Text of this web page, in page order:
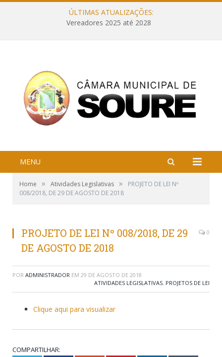
ÚLTIMAS ATUALIZAÇÕES:
Vereadores 2025 até 2028
MENU
Home » Atividades Legislativas »
PROJETO DE LEI Nº
008/2018, DE 29 DE AGOSTO DE 2018
PROJETO DE LEI Nº 008/2018, DE 29
DE AGOSTO DE 2018
0
POR ADMINISTRADOR EM 29 DE AGOSTO DE 2018
ATIVIDADES LEGISLATIVAS, PROJETOS DE LEI
Clique aqui para visualizar
COMPARTILHAR: